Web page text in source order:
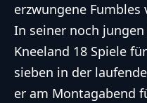
erzwungene Fumbles
In seiner noch
Kneeland 18 Spiele
sieben in der
er am Montagabend